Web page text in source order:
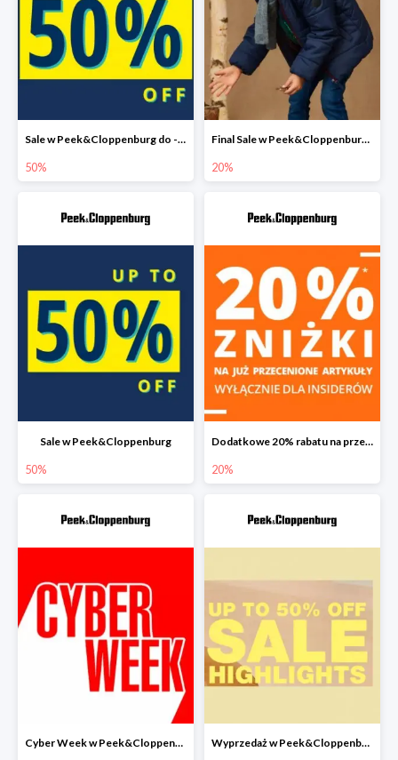
Sale w Peek&Cloppenburg do -50%
50%
Final Sale w Peek&Cloppenburg dodatkowy rabat do -20%
20%
Sale w Peek&Cloppenburg
50%
Dodatkowe 20% rabatu na przecenione produkty w Peek&Cloppenburg dla Insiderów
20%
Cyber Week w Peek&Cloppenburg do -30% Wyprzedaż w Peek&Cloppenburg do -50%